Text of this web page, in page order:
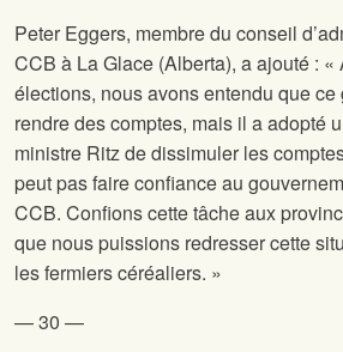
Peter Eggers, membre du conseil
CCB à La Glace (Alberta), a ajouté : «
élections, nous avons entendu que
rendre des comptes, mais il a adopté
ministre Ritz de dissimuler les
peut pas faire confiance au
CCB. Confions cette tâche aux
que nous puissions redresser cette
les fermiers céréaliers. »
— 30 —